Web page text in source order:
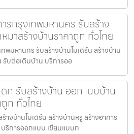
รกรุงเทพมหานคร รับสร้าง
มาสร้างบ้านราคาถูก ทั่วไทย
พมหานคร รับสร้างบ้านโมเดิร์น สร้างบ้าน
รับต่อเติมบ้าน บริการออ
ก รับสร้างบ้าน ออกแบบบ้าน
ก ทั่วไทย
งบ้านโมเดิร์น สร้างบ้านหรู สร้างอาคาร
ริการออกแบบ เขียนแบบก